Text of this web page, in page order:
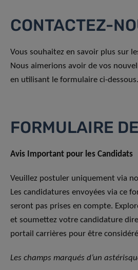
CONTACTEZ-
Vous souhaitez en savoir plus sur
Nous aimerions avoir de vos
en utilisant le formulaire ci-dessous.
FORMULAIRE
Avis Important pour les Candidats
Veuillez postuler uniquement via
Les candidatures envoyées via ce
seront pas prises en compte.
et soumettez votre candidature
portail carrières pour être
Les champs marqués d’un